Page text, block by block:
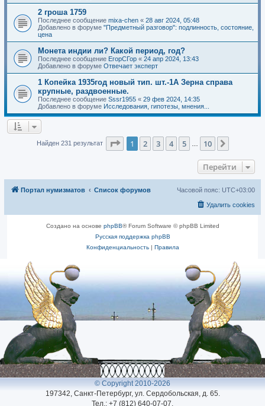
2 гроша 1759
Последнее сообщение mixa-chen « 28 авг 2024, 05:48
Добавлено в форуме "Предметный разговор": подлинность, состояние,
цена
Монета индии ли? Какой период, год?
Последнее сообщение ЕгорСГор « 24 апр 2024, 13:43
Добавлено в форуме Отвечает эксперт
1 Копейка 1935год новый тип. шт.-1А Зерна справа
крупные, раздвоенные.
Последнее сообщение Sssr1955 « 29 фев 2024, 14:35
Добавлено в форуме Исследования, гипотезы, мнения...
Найден 231 результат Страница из 10
1 2 3 4 5 10
Перейти
Портал нумизматов Список форумов Часовой пояс: UTC+03:00
Удалить cookies
Создано на основе phpBB® Forum Software © phpBB Limited
Русская поддержка phpBB
Конфиденциальность| Правила
© Copyright 2010-2026
197342, Санкт-Петербург, ул. Сердобольская, д. 65.
Тел.: +7 (812) 640-07-07.